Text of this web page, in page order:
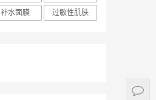
补水面膜 过敏性肌肤